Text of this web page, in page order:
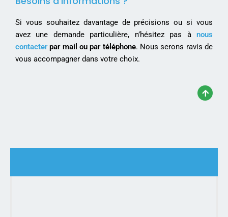
Si vous souhaitez davantage de précisions ou si vous
avez une demande particulière, n’hésitez pas à nous
contacterpar mail ou par téléphone. Nous serons ravis de
vous accompagner dans votre choix.